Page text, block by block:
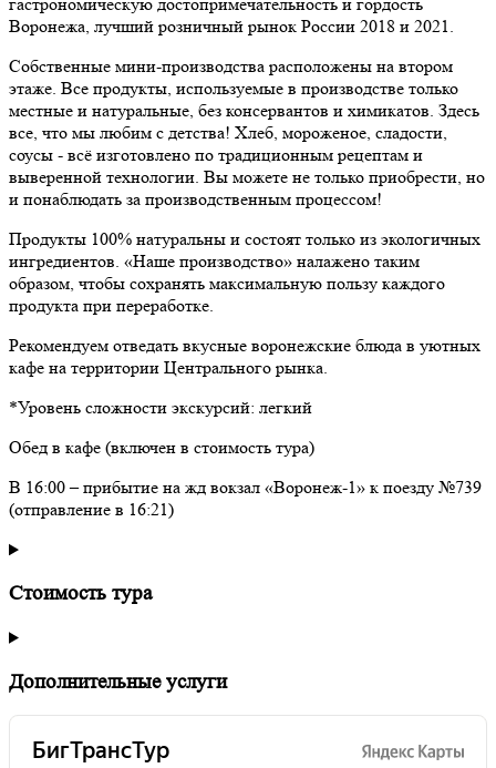
гастрономическую достопримечательность и гордость
Воронежа, лучший розничный рынок России 2018 и 2021.
Собственные мини-производства расположены на втором
этаже. Все продукты, используемые в производстве только
местные и натуральные, без консервантов и химикатов. Здесь
все, что мы любим с детства! Хлеб, мороженое, сладости,
соусы - всё изготовлено по традиционным рецептам и
выверенной технологии. Вы можете не только приобрести, но
и понаблюдать за производственным процессом!
Продукты 100% натуральны и состоят только из экологичных
ингредиентов. «Наше производство» налажено таким
образом, чтобы сохранять максимальную пользу каждого
продукта при переработке.
Рекомендуем отведать вкусные воронежские блюда в уютных
кафе на территории Центрального рынка.
*Уровень сложности экскурсий: легкий
Обед в кафе (включен в стоимость тура)
В 16:00 – прибытие на жд вокзал «Воронеж-1» к поезду №739
(отправление в 16:21)
Стоимость тура
Дополнительные услуги